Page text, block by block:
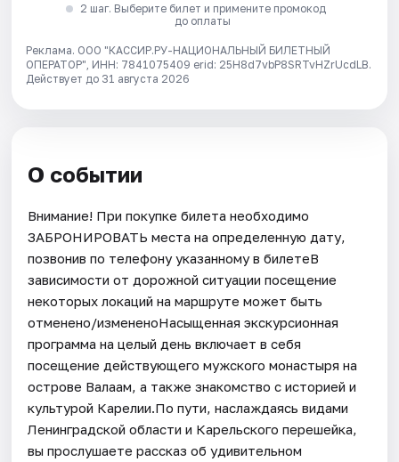
2 шаг. Выберите билет и примените промокод
до оплаты
Реклама. ООО "КАССИР.РУ-НАЦИОНАЛЬНЫЙ БИЛЕТНЫЙ
ОПЕРАТОР", ИНН: 7841075409 erid: 25H8d7vbP8SRTvHZrUcdLB.
Действует до 31 августа 2026
О событии
Внимание! При покупке билета необходимо
ЗАБРОНИРОВАТЬ места на определенную дату,
позвонив по телефону указанному в билетеВ
зависимости от дорожной ситуации посещение
некоторых локаций на маршруте может быть
отменено/измененоНасыщенная экскурсионная
программа на целый день включает в себя
посещение действующего мужского монастыря на
острове Валаам, а также знакомство с историей и
культурой Карелии.По пути, наслаждаясь видами
Ленинградской области и Карельского перешейка,
вы прослушаете рассказ об удивительном